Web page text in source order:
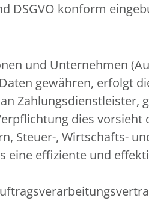
DSGVO konform
und Unternehmen
gewähren, erfolgt
Zahlungsdienstleister,
dies vorsieht
Steuer-, Wirtschafts-
eine effiziente und